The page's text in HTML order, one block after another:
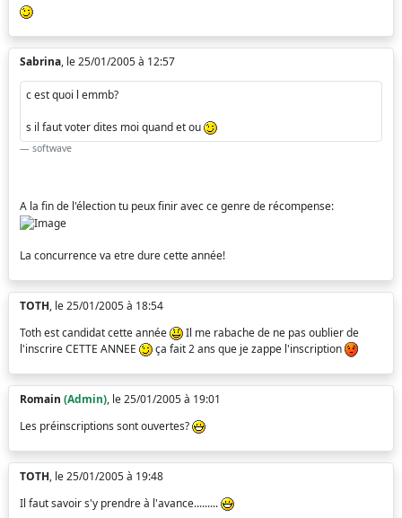
Sabrina, le 25/01/2005 à 12:57
c est quoi l emmb?
s il faut voter dites moi quand et ou
softwave
A la fin de l'élection tu peux finir avec ce genre de récompense:
La concurrence va etre dure cette année!
TOTH, le 25/01/2005 à 18:54
Toth est candidat cette année
Il me rabache de ne pas oublier de
l'inscrire CETTE ANNEE
ça fait 2 ans que je zappe l'inscription
Romain (Admin), le 25/01/2005 à 19:01
Les préinscriptions sont ouvertes?
TOTH, le 25/01/2005 à 19:48
Il faut savoir s'y prendre à l'avance.........